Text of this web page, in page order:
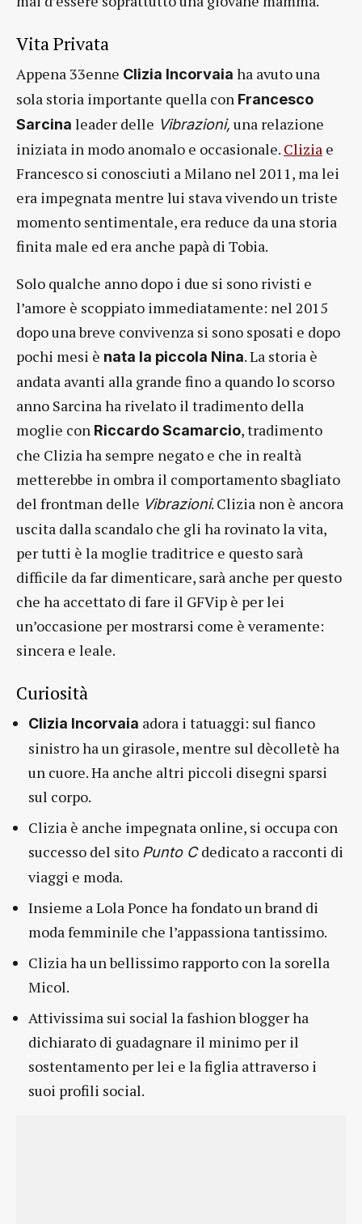
Vita Privata
Appena 33enne Clizia Incorvaia ha avuto una
sola storia importante quella con Francesco
Sarcina leader delle Vibrazioni, una relazione
iniziata in modo anomalo e occasionale. Clizia e
Francesco si conosciuti a Milano nel 2011, ma lei
era impegnata mentre lui stava vivendo un triste
momento sentimentale, era reduce da una storia
finita male ed era anche papà di Tobia.
Solo qualche anno dopo i due si sono rivisti e
l’amore è scoppiato immediatamente: nel 2015
dopo una breve convivenza si sono sposati e dopo
pochi mesi è nata la piccola Nina. La storia è
andata avanti alla grande fino a quando lo scorso
anno Sarcina ha rivelato il tradimento della
moglie con Riccardo Scamarcio, tradimento
che Clizia ha sempre negato e che in realtà
metterebbe in ombra il comportamento sbagliato
del frontman delle Vibrazioni. Clizia non è ancora
uscita dalla scandalo che gli ha rovinato la vita,
per tutti è la moglie traditrice e questo sarà
difficile da far dimenticare, sarà anche per questo
che ha accettato di fare il GFVip è per lei
un’occasione per mostrarsi come è veramente:
sincera e leale.
Curiosità
Clizia Incorvaia adora i tatuaggi: sul fianco
sinistro ha un girasole, mentre sul dècolletè ha
un cuore. Ha anche altri piccoli disegni sparsi
sul corpo.
Clizia è anche impegnata online, si occupa con
successo del sito Punto Cdedicato a racconti di
viaggi e moda.
Insieme a Lola Ponce ha fondato un brand di
moda femminile che l’appassiona tantissimo.
Clizia ha un bellissimo rapporto con la sorella
Micol.
Attivissima sui social la fashion blogger ha
dichiarato di guadagnare il minimo per il
sostentamento per lei e la figlia attraverso i
suoi profili social.